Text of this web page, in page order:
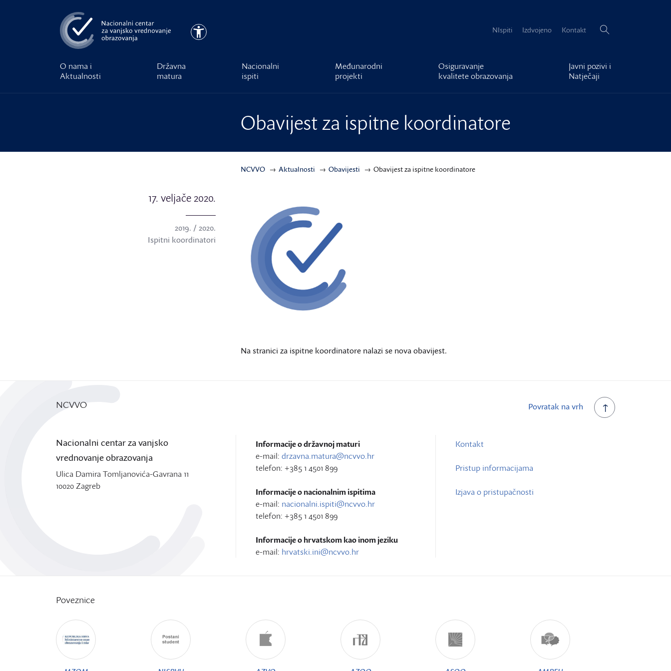
Pristupačnost NIspiti Izdvojeno Kontakt Pretraži:
O nama i
Aktualnosti
Državna
matura
Nacionalni
ispiti
Međunarodni
projekti
Osiguravanje
kvalitete obrazovanja
Javni pozivi i
Natječaji
Obavijest za ispitne koordinatore
NCVVO Aktualnosti Obavijesti Obavijest za ispitne koordinatore
17. veljače 2020.
2019. / 2020.
Ispitni koordinatori
Na stranici za ispitne koordinatore nalazi se nova obavijest.
Povratak na vrh
NCVVO
Nacionalni centar za vanjsko
vrednovanje obrazovanja
Ulica Damira Tomljanovića-Gavrana 11
10020 Zagreb
Informacije o državnoj maturi
e-mail: drzavna.matura@ncvvo.hr
telefon: +385 1 4501 899
Informacije o nacionalnim ispitima
e-mail: nacionalni.ispiti@ncvvo.hr
telefon: +385 1 4501 899
Informacije o hrvatskom kao inom jeziku
e-mail: hrvatski.ini@ncvvo.hr
Kontakt
Pristup informacijama
Izjava o pristupačnosti
Poveznice